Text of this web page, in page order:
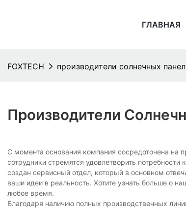
ГЛАВНАЯ
FOXTECH производители солнечных
Производители
С момента основания компания сосредоточена на
сотрудники стремятся удовлетворить
создан сервисный отдел, который в основном
ваши идеи в реальность. Хотите узнать больше о
любое время.
Благодаря наличию полных производственных